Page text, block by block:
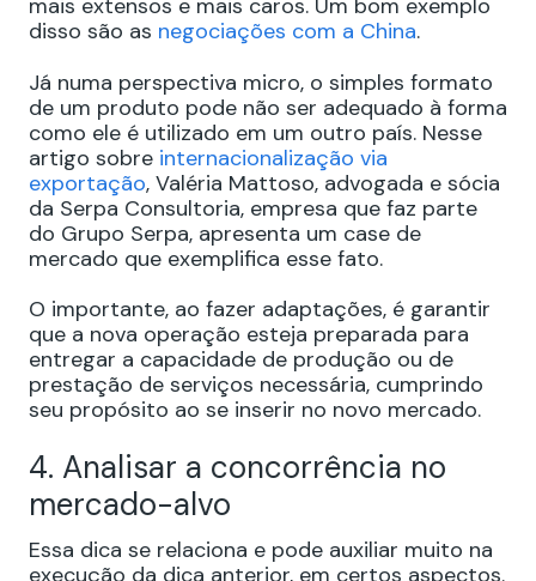
mais extensos e mais caros. Um bom exemplo
disso são as negociações com a China.
Já numa perspectiva micro, o simples formato
de um produto pode não ser adequado à forma
como ele é utilizado em um outro país. Nesse
artigo sobre internacionalização via
exportação, Valéria Mattoso, advogada e sócia
da Serpa Consultoria, empresa que faz parte
do Grupo Serpa, apresenta um case de
mercado que exemplifica esse fato.
O importante, ao fazer adaptações, é garantir
que a nova operação esteja preparada para
entregar a capacidade de produção ou de
prestação de serviços necessária, cumprindo
seu propósito ao se inserir no novo mercado.
4. Analisar a concorrência no
mercado-alvo
Essa dica se relaciona e pode auxiliar muito na
execução da dica anterior, em certos aspectos.